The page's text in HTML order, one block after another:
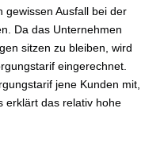
gewissen Ausfall bei der
Da das Unternehmen
sitzen zu bleiben, wird
eingerechnet.
jene Kunden mit,
erklärt das relativ hohe